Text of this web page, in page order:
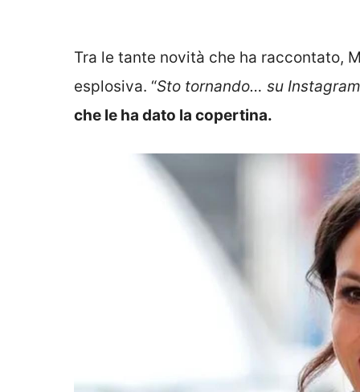
Tra le tante novità che ha raccontato,
esplosiva. “Sto tornando… su Instagram
che le ha dato la copertina.